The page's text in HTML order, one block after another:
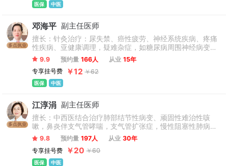
疗中医内科诸症。
医保 中医
多点执业
邓海平 副主任医师
擅长：针灸治疗：尿失禁、癌性疲劳、神经系统疾病、疼痛
性疾病、亚健康调理，疑难杂症，如糖尿病周围神经病变、
顽固性失眠、更年期综合征等。
9.9 预约量 166人 从业 15年
专享挂号费
￥12 ￥62
医保 中医
多点执业
江淳涓 副主任医师
擅长：中西医结合治疗肺部结节性病变、顽固性难治性咳
嗽，鼻炎伴支气管哮喘，支气管扩张症，慢性阻塞性肺病，
肺间质纤维化，肺癌术前术后调理、以及内科虚症中药调理
和膏方调理等。
9.8 预约量 197人 从业 30年
专享挂号费
￥20 ￥60
医保 中医